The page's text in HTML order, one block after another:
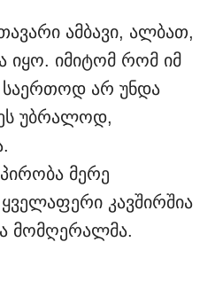
ამბავი, ალბათ,
იყო. იმიტომ რომ იმ
არ უნდა
უბრალოდ,
მერე
კავშირშია
მომღერალმა.